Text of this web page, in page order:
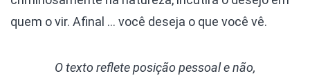
quem o vir. Afinal … você deseja o que você vê.
O texto reflete posição pessoal e não,